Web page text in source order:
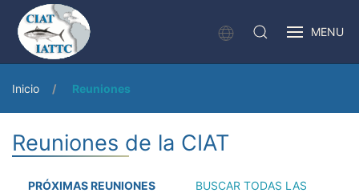
MENU
Inicio Reuniones
Reuniones de la CIAT
PRÓXIMAS REUNIONES
BUSCAR TODAS LAS